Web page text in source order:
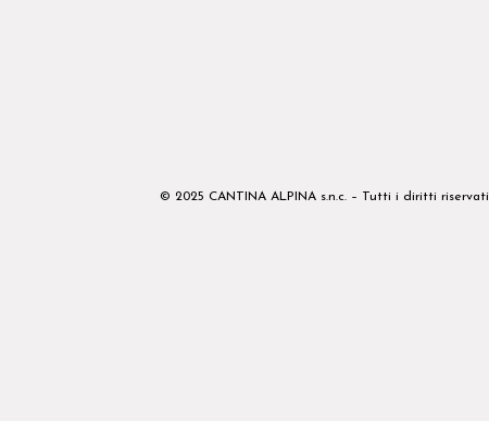
© 2025 CANTINA ALPINA s.n.c. – Tutti i diritti riservati